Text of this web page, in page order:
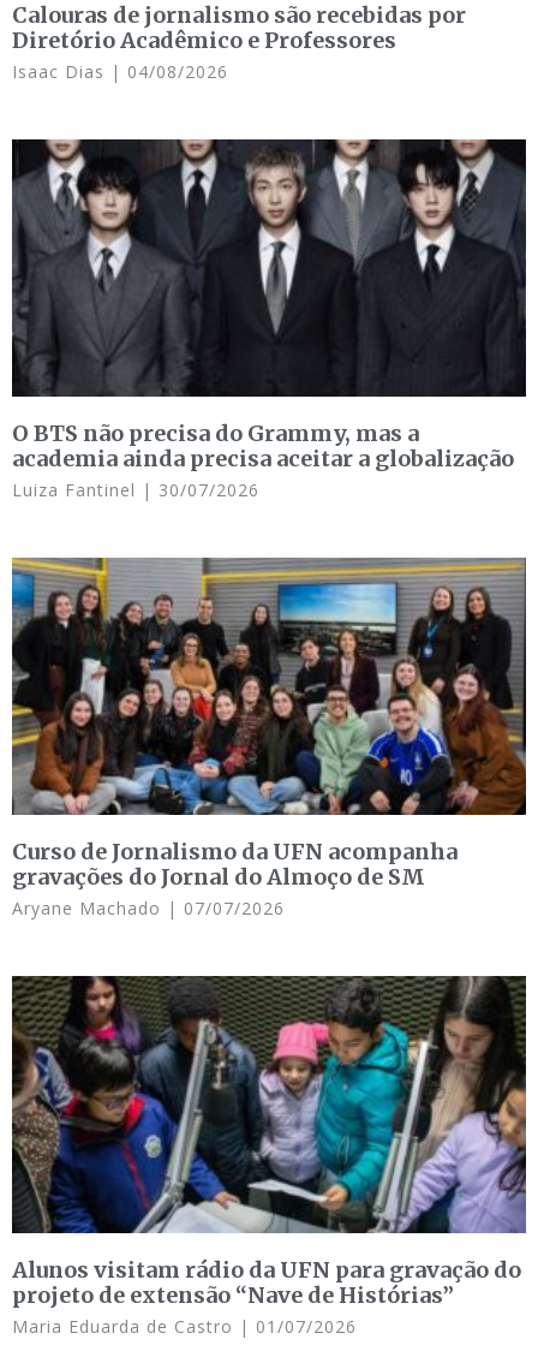
Calouras de jornalismo são recebidas por
Diretório Acadêmico e Professores
Isaac Dias 04/08/2026
O BTS não precisa do Grammy, mas a
academia ainda precisa aceitar a globalização
Luiza Fantinel 30/07/2026
Curso de Jornalismo da UFN acompanha
gravações do Jornal do Almoço de SM
Aryane Machado 07/07/2026
Alunos visitam rádio da UFN para gravação do
projeto de extensão “Nave de Histórias”
Maria Eduarda de Castro 01/07/2026